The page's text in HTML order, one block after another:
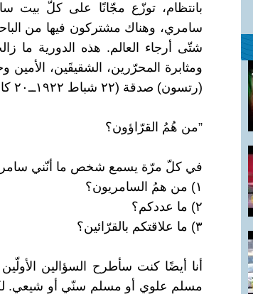
بانتظام، توزّع مجّانًا على كلّ بيت
سامري، وهناك مشتركون فيها من
شتّى أرجاء العالم. هذه الدورية ما
ومثابرة المحرّرين، الشقيقَين،
(رتسون) صدقة (٢٢ شباط ١٩٢٢ــ٢٠ كانون الثاني ١٩٩٠).
”من هُمُ القرّاؤون؟
في كلّ مرّة يسمع شخص ما أنّني سامري
١) من همُ السامريون؟
٢) ما عددكم؟
٣) ما علاقتكم بالقرّائين؟
أنا أيضًا كنت سأطرح السؤالين
مسلم علوي أو مسلم سنّي أو شيعي. لكنّني